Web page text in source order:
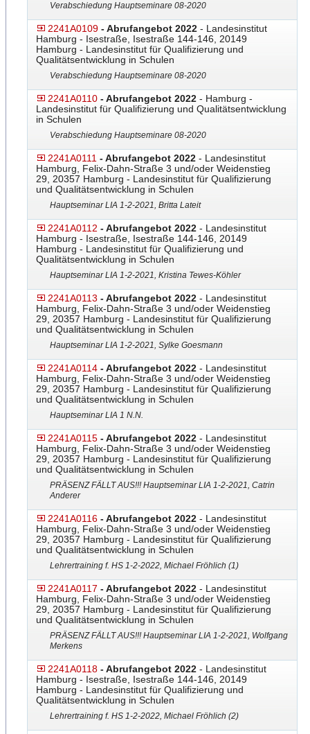
Verabschiedung Hauptseminare 08-2020
2241A0109 - Abrufangebot 2022 - Landesinstitut
Hamburg - Isestraße, Isestraße 144-146, 20149
Hamburg - Landesinstitut für Qualifizierung und
Qualitätsentwicklung in Schulen
Verabschiedung Hauptseminare 08-2020
2241A0110 - Abrufangebot 2022 - Hamburg -
Landesinstitut für Qualifizierung und Qualitätsentwicklung
in Schulen
Verabschiedung Hauptseminare 08-2020
2241A0111 - Abrufangebot 2022 - Landesinstitut
Hamburg, Felix-Dahn-Straße 3 und/oder Weidenstieg
29, 20357 Hamburg - Landesinstitut für Qualifizierung
und Qualitätsentwicklung in Schulen
Hauptseminar LIA 1-2-2021, Britta Lateit
2241A0112 - Abrufangebot 2022 - Landesinstitut
Hamburg - Isestraße, Isestraße 144-146, 20149
Hamburg - Landesinstitut für Qualifizierung und
Qualitätsentwicklung in Schulen
Hauptseminar LIA 1-2-2021, Kristina Tewes-Köhler
2241A0113 - Abrufangebot 2022 - Landesinstitut
Hamburg, Felix-Dahn-Straße 3 und/oder Weidenstieg
29, 20357 Hamburg - Landesinstitut für Qualifizierung
und Qualitätsentwicklung in Schulen
Hauptseminar LIA 1-2-2021, Sylke Goesmann
2241A0114 - Abrufangebot 2022 - Landesinstitut
Hamburg, Felix-Dahn-Straße 3 und/oder Weidenstieg
29, 20357 Hamburg - Landesinstitut für Qualifizierung
und Qualitätsentwicklung in Schulen
Hauptseminar LIA 1 N.N.
2241A0115 - Abrufangebot 2022 - Landesinstitut
Hamburg, Felix-Dahn-Straße 3 und/oder Weidenstieg
29, 20357 Hamburg - Landesinstitut für Qualifizierung
und Qualitätsentwicklung in Schulen
PRÄSENZ FÄLLT AUS!!! Hauptseminar LIA 1-2-2021, Catrin
Anderer
2241A0116 - Abrufangebot 2022 - Landesinstitut
Hamburg, Felix-Dahn-Straße 3 und/oder Weidenstieg
29, 20357 Hamburg - Landesinstitut für Qualifizierung
und Qualitätsentwicklung in Schulen
Lehrertraining f. HS 1-2-2022, Michael Fröhlich (1)
2241A0117 - Abrufangebot 2022 - Landesinstitut
Hamburg, Felix-Dahn-Straße 3 und/oder Weidenstieg
29, 20357 Hamburg - Landesinstitut für Qualifizierung
und Qualitätsentwicklung in Schulen
PRÄSENZ FÄLLT AUS!!! Hauptseminar LIA 1-2-2021, Wolfgang
Merkens
2241A0118 - Abrufangebot 2022 - Landesinstitut
Hamburg - Isestraße, Isestraße 144-146, 20149
Hamburg - Landesinstitut für Qualifizierung und
Qualitätsentwicklung in Schulen
Lehrertraining f. HS 1-2-2022, Michael Fröhlich (2)